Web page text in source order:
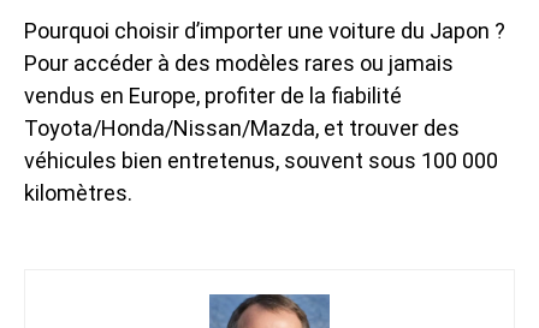
Pourquoi choisir d’importer une voiture du Japon ?
Pour accéder à des modèles rares ou jamais
vendus en Europe, profiter de la fiabilité
Toyota/Honda/Nissan/Mazda, et trouver des
véhicules bien entretenus, souvent sous 100 000
kilomètres.